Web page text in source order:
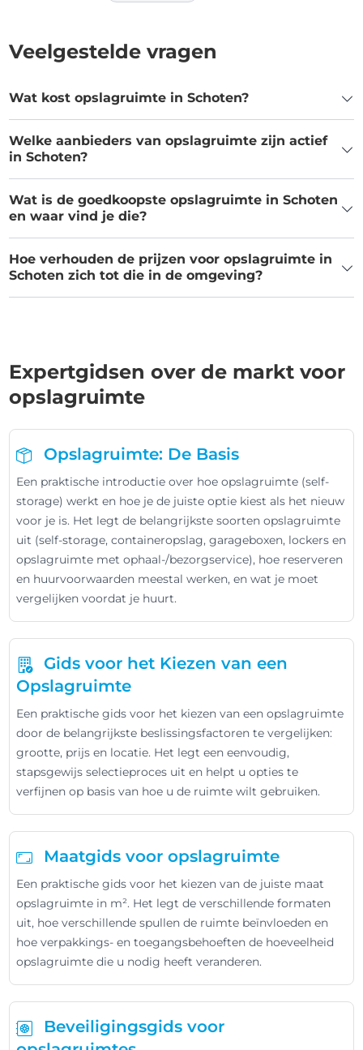
Veelgestelde vragen
Wat kost opslagruimte in Schoten?
Welke aanbieders van opslagruimte zijn actief
in Schoten?
Wat is de goedkoopste opslagruimte in Schoten
en waar vind je die?
Hoe verhouden de prijzen voor opslagruimte in
Schoten zich tot die in de omgeving?
Expertgidsen over de markt voor
opslagruimte
Opslagruimte: De Basis
Een praktische introductie over hoe opslagruimte (self-
storage) werkt en hoe je de juiste optie kiest als het nieuw
voor je is. Het legt de belangrijkste soorten opslagruimte
uit (self-storage, containeropslag, garageboxen, lockers en
opslagruimte met ophaal-/bezorgservice), hoe reserveren
en huurvoorwaarden meestal werken, en wat je moet
vergelijken voordat je huurt.
Gids voor het Kiezen van een
Opslagruimte
Een praktische gids voor het kiezen van een opslagruimte
door de belangrijkste beslissingsfactoren te vergelijken:
grootte, prijs en locatie. Het legt een eenvoudig,
stapsgewijs selectieproces uit en helpt u opties te
verfijnen op basis van hoe u de ruimte wilt gebruiken.
Maatgids voor opslagruimte
Een praktische gids voor het kiezen van de juiste maat
opslagruimte in m². Het legt de verschillende formaten
uit, hoe verschillende spullen de ruimte beïnvloeden en
hoe verpakkings- en toegangsbehoeften de hoeveelheid
opslagruimte die u nodig heeft veranderen.
Beveiligingsgids voor